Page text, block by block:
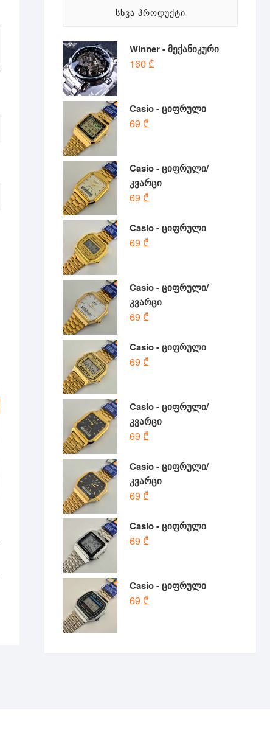
ᲡᲮᲕᲐ ᲞᲠᲝᲓᲣᲥᲢᲘ
Winner - მექანიკური
160 ₾
Casio - ციფრული
69 ₾
Casio - ციფრული/
კვარცი
69 ₾
Casio - ციფრული
69 ₾
Casio - ციფრული/
კვარცი
69 ₾
Casio - ციფრული
69 ₾
Casio - ციფრული/
კვარცი
69 ₾
Casio - ციფრული/
კვარცი
69 ₾
Casio - ციფრული
69 ₾
Casio - ციფრული
69 ₾